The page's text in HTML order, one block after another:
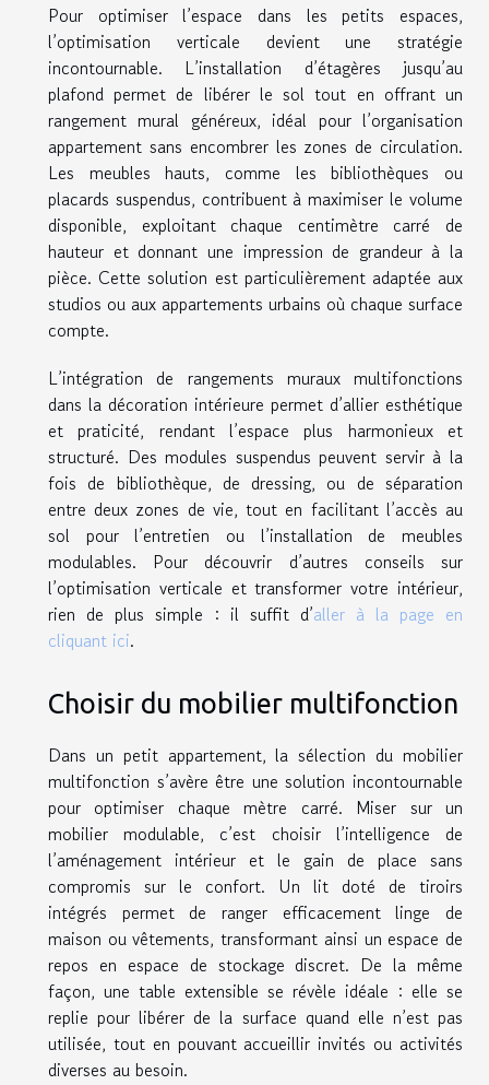
Pour optimiser l’espace dans les petits espaces,
l’optimisation verticale devient une stratégie
incontournable. L’installation d’étagères jusqu’au
plafond permet de libérer le sol tout en offrant un
rangement mural généreux, idéal pour l’organisation
appartement sans encombrer les zones de circulation.
Les meubles hauts, comme les bibliothèques ou
placards suspendus, contribuent à maximiser le volume
disponible, exploitant chaque centimètre carré de
hauteur et donnant une impression de grandeur à la
pièce. Cette solution est particulièrement adaptée aux
studios ou aux appartements urbains où chaque surface
compte.
L’intégration de rangements muraux multifonctions
dans la décoration intérieure permet d’allier esthétique
et praticité, rendant l’espace plus harmonieux et
structuré. Des modules suspendus peuvent servir à la
fois de bibliothèque, de dressing, ou de séparation
entre deux zones de vie, tout en facilitant l’accès au
sol pour l’entretien ou l’installation de meubles
modulables. Pour découvrir d’autres conseils sur
l’optimisation verticale et transformer votre intérieur,
rien de plus simple : il suffit d’aller à la page en
cliquant ici.
Choisir du mobilier multifonction
Dans un petit appartement, la sélection du mobilier
multifonction s’avère être une solution incontournable
pour optimiser chaque mètre carré. Miser sur un
mobilier modulable, c’est choisir l’intelligence de
l’aménagement intérieur et le gain de place sans
compromis sur le confort. Un lit doté de tiroirs
intégrés permet de ranger efficacement linge de
maison ou vêtements, transformant ainsi un espace de
repos en espace de stockage discret. De la même
façon, une table extensible se révèle idéale : elle se
replie pour libérer de la surface quand elle n’est pas
utilisée, tout en pouvant accueillir invités ou activités
diverses au besoin.